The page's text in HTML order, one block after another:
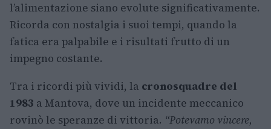
l’alimentazione siano evolute significativamente.
Ricorda con nostalgia i suoi tempi, quando la
fatica era palpabile e i risultati frutto di un
impegno costante.
Tra i ricordi più vividi, la cronosquadre del
1983 a Mantova, dove un incidente meccanico
rovinò le speranze di vittoria. “Potevamo vincere,